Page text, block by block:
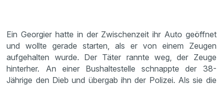
Ein Georgier hatte in der Zwischenzeit ihr Auto geöffnet
und wollte gerade starten, als er von einem Zeugen
aufgehalten wurde. Der Täter rannte weg, der Zeuge
hinterher. An einer Bushaltestelle schnappte der 38-
Jährige den Dieb und übergab ihn der Polizei. Als sie die